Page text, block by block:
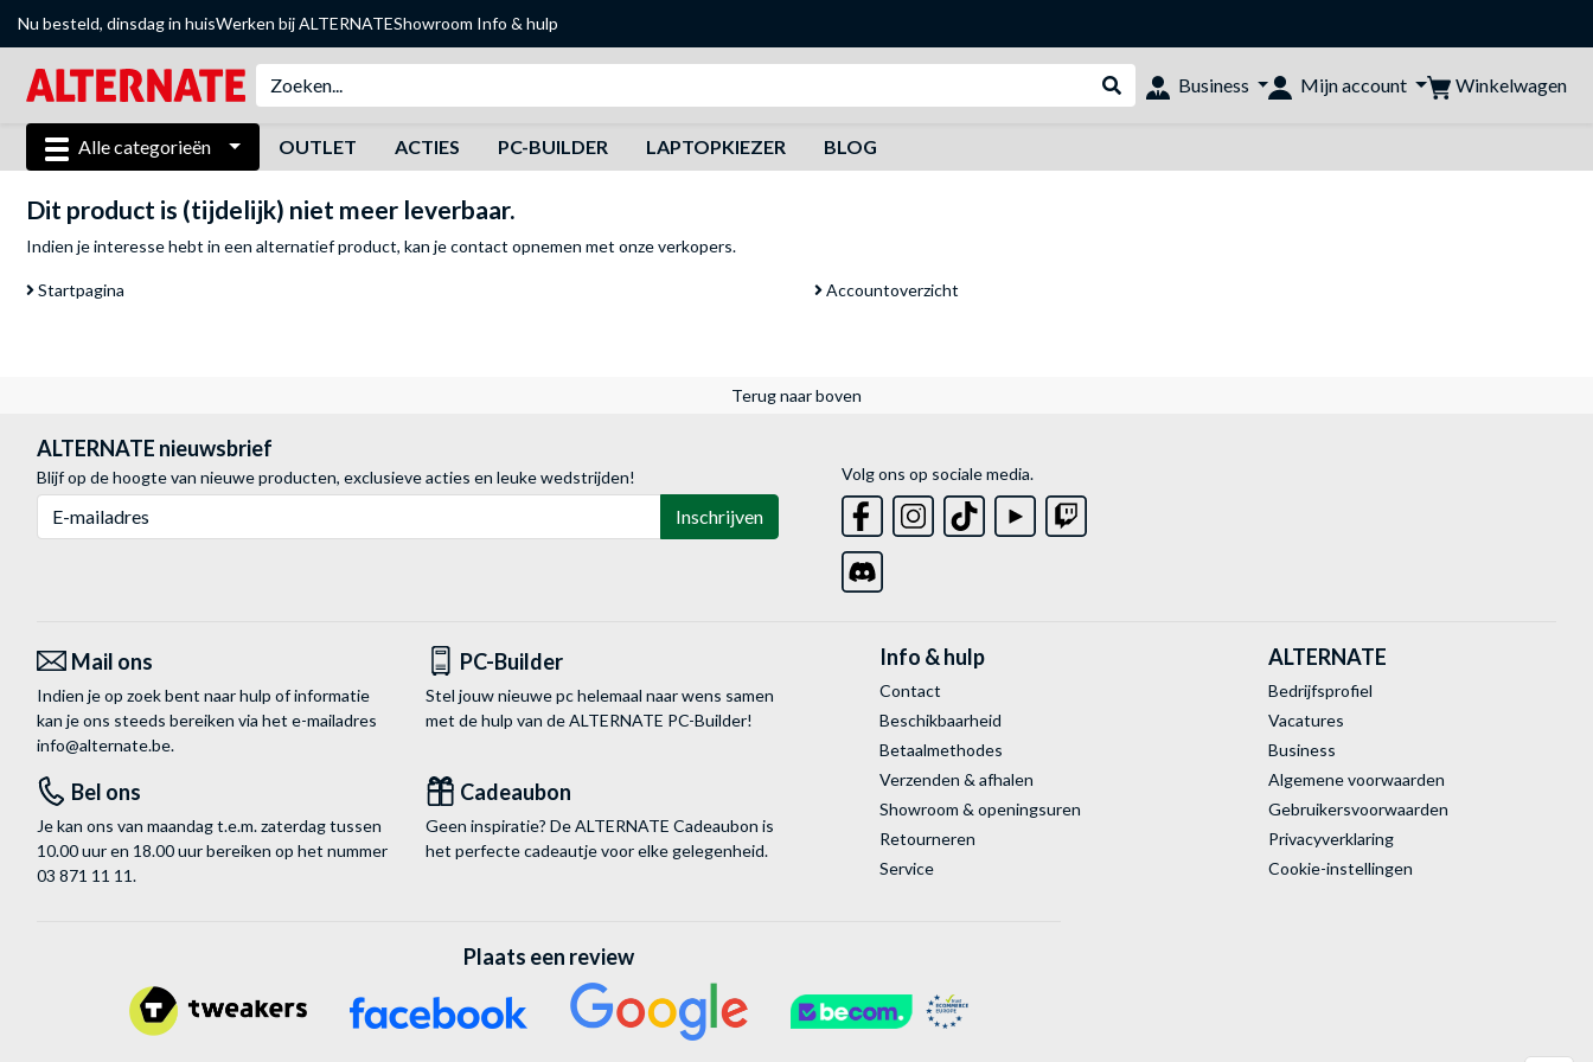
Nu besteld, dinsdag in huisWerken bij ALTERNATEShowroom Info & hulp
Webshop doorzoeken
Business Mijn account Winkelwagen
Alle categorieën OUTLET ACTIES PC-BUILDER LAPTOPKIEZER BLOG
Dit product is (tijdelijk) niet meer leverbaar.
Indien je interesse hebt in een alternatief product, kan jecontact opnemen met onze verkopers.
Startpagina Accountoverzicht
Terug naar boven
ALTERNATE nieuwsbrief
Blijf op de hoogte van nieuwe producten, exclusieve acties en leuke wedstrijden!
Inschrijven
Volg ons op sociale media.
Mail ons
Indien je op zoek bent naar hulp of informatie
kan je ons steeds bereiken via het e-mailadres
info@alternate.be.
PC-Builder
Stel jouw nieuwe pc helemaal naar wens samen
met de hulp van de ALTERNATE PC-Builder!
Bel ons
Je kan ons van maandag t.e.m. zaterdag tussen
10.00 uur en 18.00 uur bereiken op het nummer
03 871 11 11.
Cadeaubon
Geen inspiratie? De ALTERNATE Cadeaubon is
het perfecte cadeautje voor elke gelegenheid.
Info & hulp
Contact
Beschikbaarheid
Betaalmethodes
Verzenden & afhalen
Showroom & openingsuren
Retourneren
Service
ALTERNATE
Bedrijfsprofiel
Vacatures
Business
Algemene voorwaarden
Gebruikersvoorwaarden
Privacyverklaring
Cookie-instellingen
Plaats een review